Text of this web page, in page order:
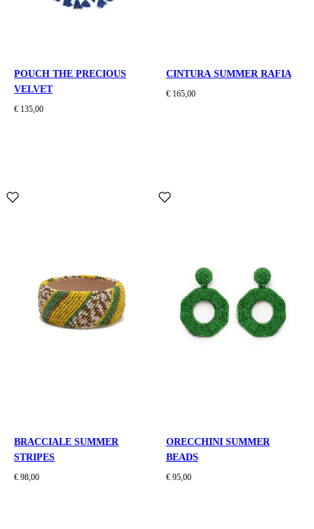
POUCH THE PRECIOUS
VELVET
€ 135,00
CINTURA SUMMER RAFIA
€ 165,00
BRACCIALE SUMMER
STRIPES
€ 98,00
ORECCHINI SUMMER
BEADS
€ 95,00